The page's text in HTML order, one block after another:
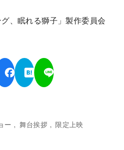
、眠れる獅子」製作委員会
ー 舞台挨拶 限定上映